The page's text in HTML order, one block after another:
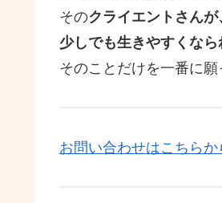
そのクライエントさん
少しでも生きやすくなら
そのことだけを一番に願
お問い合わせはこちらか